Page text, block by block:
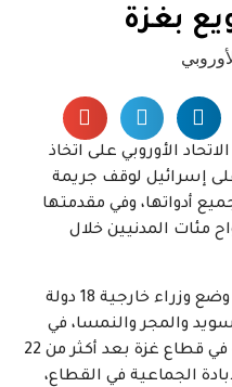
بغزة
الأوروبي على اتخاذ
إسرائيل لوقف جريمة
أدواتها، وفي مقدمتها
مئات المدنيين خلال
وقال المرصد الأورومتوسطي إنّه وضع وزراء خارجية 18 دولة
والمجر والنمسا، في
صورة الأوضاع الإنسانية الكارثية في قطاع غزة بعد أكثر من 22
الجماعية في القطاع،